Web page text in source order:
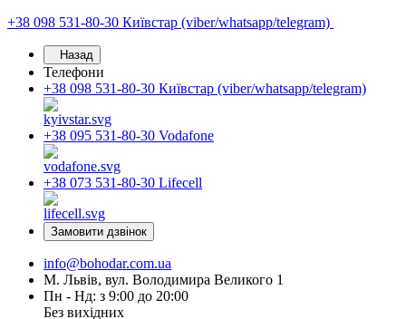
+38 098 531-80-30 Київстар (viber/whatsapp/telegram)
Назад
Телефони
+38 098 531-80-30 Київстар (viber/whatsapp/telegram)
+38 095 531-80-30 Vodafone
+38 073 531-80-30 Lifecell
Замовити дзвінок
info@bohodar.com.ua
М. Львів, вул. Володимира Великого 1
Пн - Нд: з 9:00 до 20:00
Без вихідних